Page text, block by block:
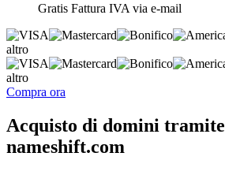
Gratis Fattura IVA via e-mail
altro
altro
Compra ora
Acquisto di domini tramite
nameshift.com